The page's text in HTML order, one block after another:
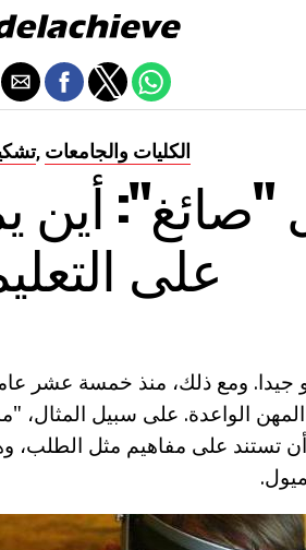
, الكليات والجامعات
"صائغ":
على
جيدا. ومع ذلك، منذ خمسة عشر
الواعدة. على سبيل المثال،
أن تستند على مفاهيم مثل الطلب،